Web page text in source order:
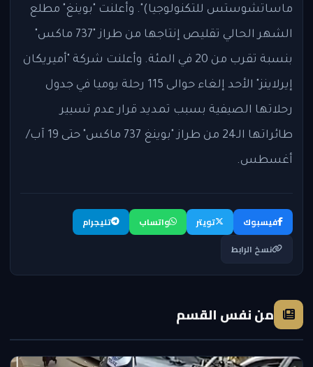
ماساتشوستس للتكنولوجيا)". وأعلنت "بوينغ" مطلع
الشهر الحالي تقليص إنتاجها من طراز "737 ماكس"
بنسبة تقرب من 20 في المئة. وأعلنت شركة "أميريكان
إيرلاينز" الأحد إلغاء حوالى 115 رحلة يوميا في جدول
رحلاتها الصيفية بسبب تمديد قرار عدم تسيير
طائراتها الـ24 من طراز "بوينغ 737 ماكس" حتى 19 آب/
أغسطس.
فيسبوك تويتر واتساب
تليجرام
نسخ الرابط
من نفس القسم